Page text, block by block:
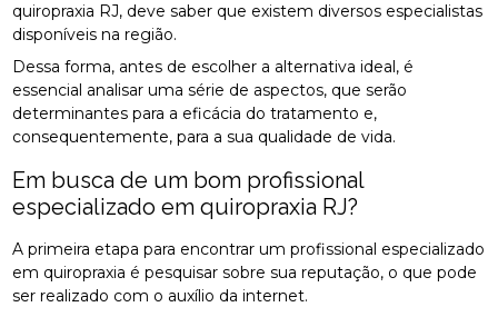
quiropraxia RJ, deve saber que existem diversos especialistas
disponíveis na região.
Dessa forma, antes de escolher a alternativa ideal, é
essencial analisar uma série de aspectos, que serão
determinantes para a eficácia do tratamento e,
consequentemente, para a sua qualidade de vida.
Em busca de um bom profissional
especializado em quiropraxia RJ?
A primeira etapa para encontrar um profissional especializado
em quiropraxia é pesquisar sobre sua reputação, o que pode
ser realizado com o auxílio da internet.